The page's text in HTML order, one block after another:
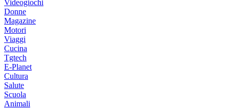
Videogiochi
Donne
Magazine
Motori
Viaggi
Cucina
Tgtech
E-Planet
Cultura
Salute
Scuola
Animali